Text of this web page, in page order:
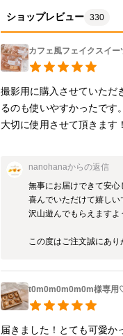
ショップレビュー 330
カフェ風フェイクスイ
撮影用に購入させていただ
るのも使いやすかったです。
大切に使用させて頂きます！
nanohanaからの返信
無事にお届けできて安
喜んでいただけて嬉しい
沢山遊んでもらえますよ
この度はご注文誠にあり
t0m0m0m0m0m様専用
届きました！とても可愛か